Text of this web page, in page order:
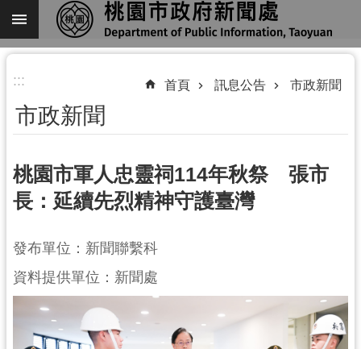
跳到主要內容區塊
進
搜
尋
關
我
們
機
::: 首頁 訊息公告 市政新聞
市政新聞
桃園市軍人忠靈祠114年秋祭 張市
長：延續先烈精神守護臺灣
發布單位：新聞聯繫科
資料提供單位：新聞處